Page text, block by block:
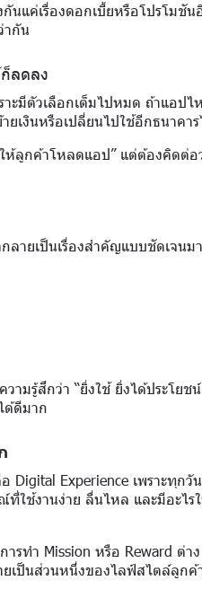
นแค่เรื่องดอกเบี้ยหรือโปรโมชั
ากัน
ลดลง
ะมีตัวเลือกเต็มไปหมด ถ้าแอป
เงินหรือเปลี่ยนไปใช้อีกธนาคา
ห้ลูกค้าโหลดแอป” แต่ต้องคิดต่อ
ายเป็นเรื่องสำคัญแบบชัดเจนม
ามรู้สึกว่า “ยิ่งใช้ ยิ่งได้ประโยช
ด้ดีมาก
Digital Experience เพราะทุก
ใช้งานง่าย ลื่นไหล และมีอะไร
รทำ Mission หรือ Reward ต่
ยเป็นส่วนหนึ่งของไลฟ์สไตล์ลูกค้